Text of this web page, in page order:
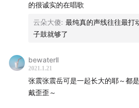
的很诚实的在唱歌
云朵大傻: 最纯真的声线往往最打
子鼓就够了
bewaterll
2021.1.21
张震张震岳可是一起长大的耶～都
戴歪歪～